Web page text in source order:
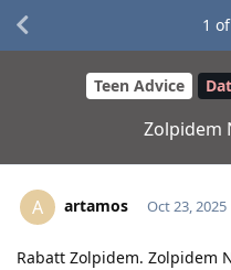
Teen Advice
Zolpidem
1 of
A artamos Oct 23, 2025
Rabatt Zolpidem. Zolpidem